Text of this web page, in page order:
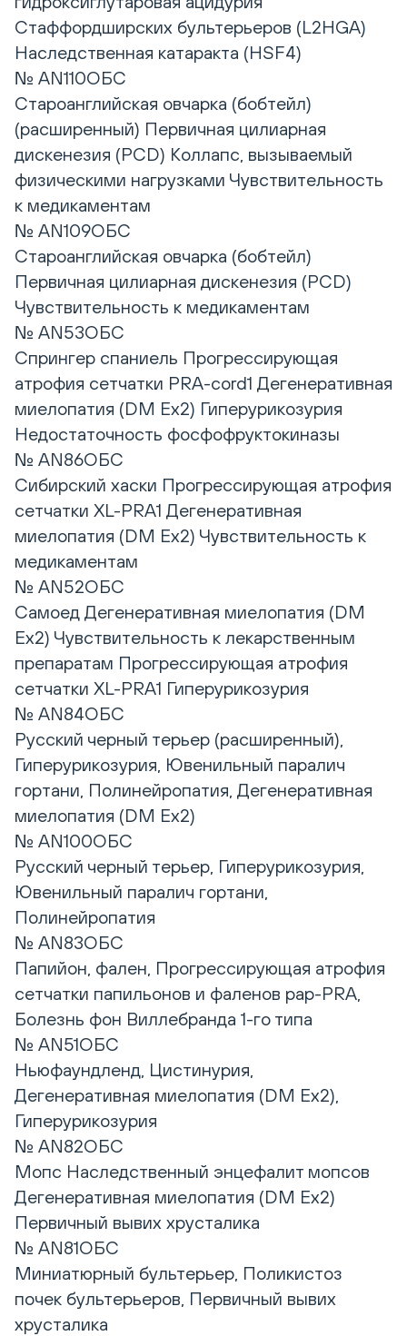
Стаффордширских бультерьеров (L2HGA)
Наследственная катаракта (HSF4)
№ AN110ОБС
Староанглийская овчарка (бобтейл)
(расширенный) Первичная цилиарная
дискенезия (PCD) Коллапс, вызываемый
физическими нагрузками Чувствительность
к медикаментам
№ AN109ОБС
Староанглийская овчарка (бобтейл)
Первичная цилиарная дискенезия (PCD)
Чувствительность к медикаментам
№ AN53ОБС
Спрингер спаниель Прогрессирующая
атрофия сетчатки PRA-cord1 Дегенеративная
миелопатия (DM Ex2) Гиперурикозурия
Недостаточность фосфофруктокиназы
№ AN86ОБС
Сибирский хаски Прогрессирующая атрофия
сетчатки XL-PRA1 Дегенеративная
миелопатия (DM Ex2) Чувствительность к
медикаментам
№ AN52ОБС
Самоед Дегенеративная миелопатия (DM
Ex2) Чувствительность к лекарственным
препаратам Прогрессирующая атрофия
сетчатки XL-PRA1 Гиперурикозурия
№ AN84ОБС
Русский черный терьер (расширенный),
Гиперурикозурия, Ювенильный паралич
гортани, Полинейропатия, Дегенеративная
миелопатия (DM Ex2)
№ AN100ОБС
Русский черный терьер, Гиперурикозурия,
Ювенильный паралич гортани,
Полинейропатия
№ AN83ОБС
Папийон, фален, Прогрессирующая атрофия
сетчатки папильонов и фаленов pap-PRA,
Болезнь фон Виллебранда 1-го типа
№ AN51ОБС
Ньюфаундленд, Цистинурия,
Дегенеративная миелопатия (DM Ex2),
Гиперурикозурия
№ AN82ОБС
Мопс Наследственный энцефалит мопсов
Дегенеративная миелопатия (DM Ex2)
Первичный вывих хрусталика
№ AN81ОБС
Миниатюрный бультерьер, Поликистоз
почек бультерьеров, Первичный вывих
хрусталика